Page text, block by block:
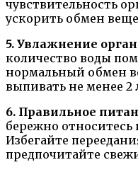
чувствительность
ускорить обмен
5. Увлажнение
количество воды
нормальный обмен
выпивать не менее 2
6. Правильное
бережно относитесь
Избегайте
предпочитайте